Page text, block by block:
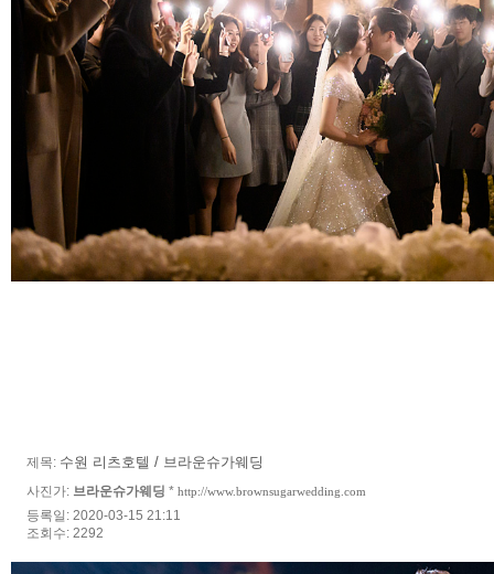
제목: 수원 리츠호텔 / 브라운슈가웨딩
사진가: 브라운슈가웨딩 * http://www.brownsugarwedding.com
등록일: 2020-03-15 21:11
조회수: 2292